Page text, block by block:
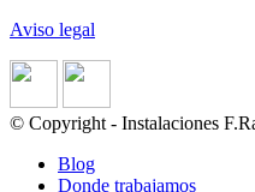
Aviso legal
© Copyright - Instalaciones
Blog
Donde trabajamos